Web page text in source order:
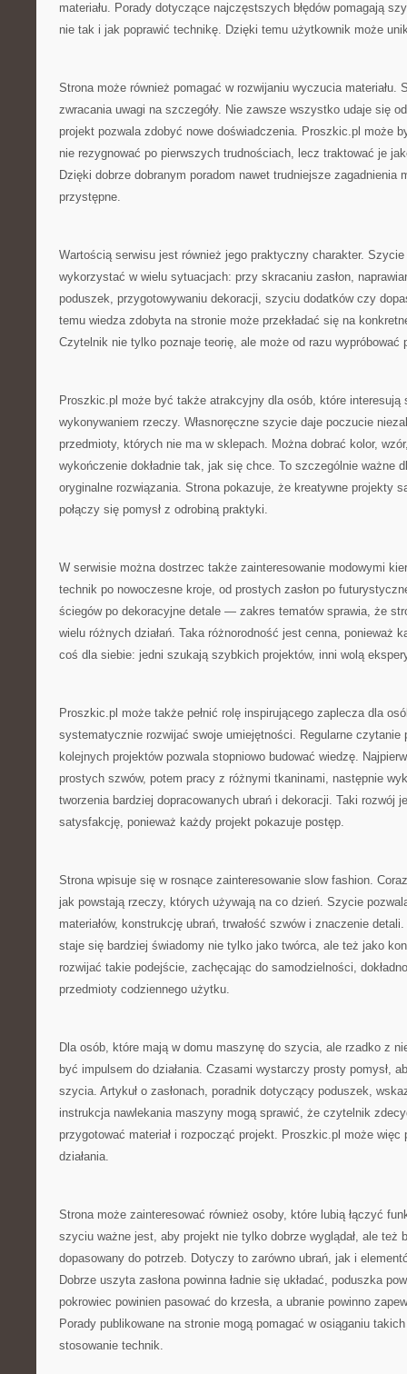
materiału. Porady dotyczące najczęstszych błędów pomagają
nie tak i jak poprawić technikę. Dzięki temu użytkownik może
Strona może również pomagać w rozwijaniu wyczucia materiału.
zwracania uwagi na szczegóły. Nie zawsze wszystko udaje się
projekt pozwala zdobyć nowe doświadczenia. Proszkic.pl może
nie rezygnować po pierwszych trudnościach, lecz traktować je
Dzięki dobrze dobranym poradom nawet trudniejsze zagadnienia
przystępne.
Wartością serwisu jest również jego praktyczny charakter.
wykorzystać w wielu sytuacjach: przy skracaniu zasłon,
poduszek, przygotowywaniu dekoracji, szyciu dodatków czy
temu wiedza zdobyta na stronie może przekładać się na
Czytelnik nie tylko poznaje teorię, ale może od razu wypróbować
Proszkic.pl może być także atrakcyjny dla osób, które interesują
wykonywaniem rzeczy. Własnoręczne szycie daje poczucie
przedmioty, których nie ma w sklepach. Można dobrać kolor,
wykończenie dokładnie tak, jak się chce. To szczególnie ważne
oryginalne rozwiązania. Strona pokazuje, że kreatywne projekty
połączy się pomysł z odrobiną praktyki.
W serwisie można dostrzec także zainteresowanie modowymi
technik po nowoczesne kroje, od prostych zasłon po
ściegów po dekoracyjne detale — zakres tematów sprawia, że
wielu różnych działań. Taka różnorodność jest cenna, ponieważ
coś dla siebie: jedni szukają szybkich projektów, inni wolą
Proszkic.pl może także pełnić rolę inspirującego zaplecza dla
systematycznie rozwijać swoje umiejętności. Regularne czytanie
kolejnych projektów pozwala stopniowo budować wiedzę.
prostych szwów, potem pracy z różnymi tkaninami, następnie
tworzenia bardziej dopracowanych ubrań i dekoracji. Taki rozwój
satysfakcję, ponieważ każdy projekt pokazuje postęp.
Strona wpisuje się w rosnące zainteresowanie slow fashion.
jak powstają rzeczy, których używają na co dzień. Szycie
materiałów, konstrukcję ubrań, trwałość szwów i znaczenie
staje się bardziej świadomy nie tylko jako twórca, ale też jako
rozwijać takie podejście, zachęcając do samodzielności,
przedmioty codziennego użytku.
Dla osób, które mają w domu maszynę do szycia, ale rzadko z
być impulsem do działania. Czasami wystarczy prosty pomysł,
szycia. Artykuł o zasłonach, poradnik dotyczący poduszek,
instrukcja nawlekania maszyny mogą sprawić, że czytelnik
przygotować materiał i rozpocząć projekt. Proszkic.pl może więc
działania.
Strona może zainteresować również osoby, które lubią łączyć
szyciu ważne jest, aby projekt nie tylko dobrze wyglądał, ale też
dopasowany do potrzeb. Dotyczy to zarówno ubrań, jak i
Dobrze uszyta zasłona powinna ładnie się układać, poduszka
pokrowiec powinien pasować do krzesła, a ubranie powinno
Porady publikowane na stronie mogą pomagać w osiąganiu
stosowanie technik.